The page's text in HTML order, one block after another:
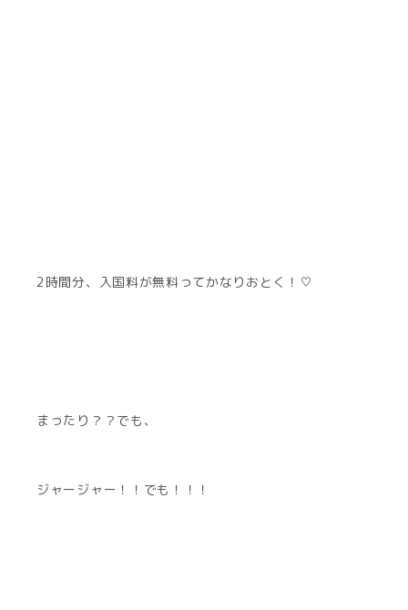
2時間分、入国料が無料ってかなりおとく！♡
まったり？？でも、
ジャージャー！！でも！！！